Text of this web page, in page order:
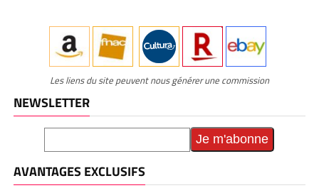
Les liens du site peuvent nous générer une commission
NEWSLETTER
AVANTAGES EXCLUSIFS